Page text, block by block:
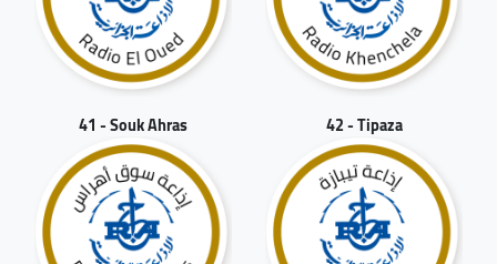
41 - Souk Ahras 42 - Tipaza